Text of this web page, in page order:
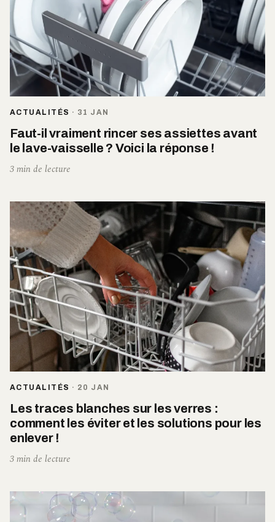
ACTUALITÉS · 31 JAN
Faut-il vraiment rincer ses assiettes avant
le lave-vaisselle ? Voici la réponse !
3 min de lecture
ACTUALITÉS · 20 JAN
Les traces blanches sur les verres :
comment les éviter et les solutions pour les
enlever !
3 min de lecture